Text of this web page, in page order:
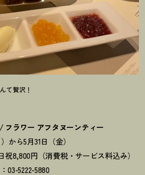
て贅沢 ！
ラワー アフタヌーンティー
から5月31日（金）
8,800円（消費税・サービス料込み）
03-5222-5880